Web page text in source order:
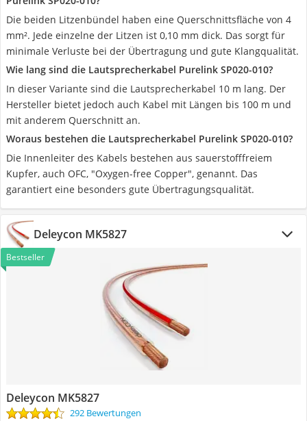
Die beiden Litzenbündel haben eine Querschnittsfläche von 4
mm². Jede einzelne der Litzen ist 0,10 mm dick. Das sorgt für
minimale Verluste bei der Übertragung und gute Klangqualität.
Wie lang sind die Lautsprecherkabel Purelink SP020-010?
In dieser Variante sind die Lautsprecherkabel 10 m lang. Der
Hersteller bietet jedoch auch Kabel mit Längen bis 100 m und
mit anderem Querschnitt an.
Woraus bestehen die Lautsprecherkabel Purelink SP020-010?
Die Innenleiter des Kabels bestehen aus sauerstofffreiem
Kupfer, auch OFC, "Oxygen-free Copper", genannt. Das
garantiert eine besonders gute Übertragungsqualität.
Deleycon MK5827
Bestseller
Deleycon MK5827
292 Bewertungen